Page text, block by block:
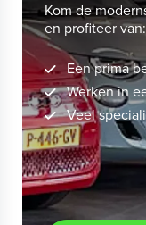
Kom de
en profiteer van:
Een prima
Werken in
Veel